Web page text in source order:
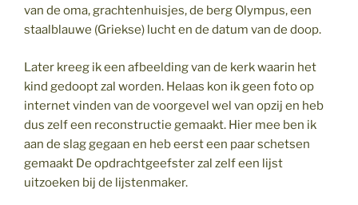
van de oma, grachtenhuisjes, de berg Olympus, een
staalblauwe (Griekse) lucht en de datum van de doop.
Later kreeg ik een afbeelding van de kerk waarin het
kind gedoopt zal worden. Helaas kon ik geen foto op
internet vinden van de voorgevel wel van opzij en heb
dus zelf een reconstructie gemaakt. Hier mee ben ik
aan de slag gegaan en heb eerst een paar schetsen
gemaakt De opdrachtgeefster zal zelf een lijst
uitzoeken bij de lijstenmaker.